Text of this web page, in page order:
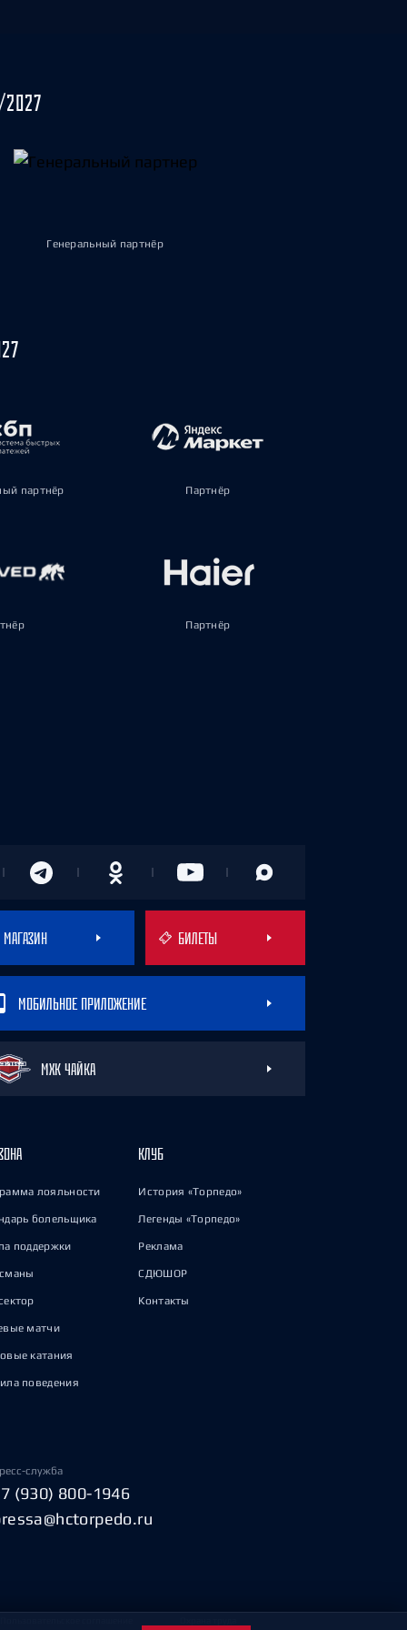
Генеральный партнёр
партнёр Партнёр
Партнёр
МАГАЗИН БИЛЕТЫ
МОБИЛЬНОЕ ПРИЛОЖЕНИЕ
МХК ЧАЙКА
лояльности
болельщика
поддержки
матчи
катания
поведения
КЛУБ
История «Торпедо»
Легенды «Торпедо»
Реклама
СДЮШОР
Контакты
служба
(930) 800-1946